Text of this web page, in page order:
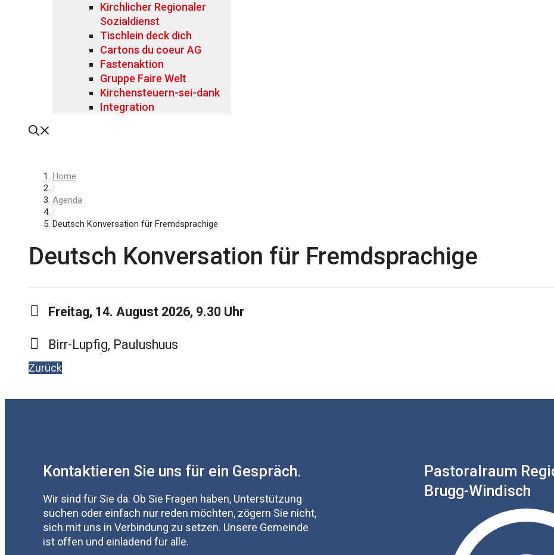
Kirchlicher Regionaler
Sozialdienst
Tischlein deck dich
Cartons du coeur AG
Fastenaktion
Gruppe Faire Welt
Kirchensteuern-sei-dank
Integration
Home
|
Agenda
|
Deutsch Konversation für Fremdsprachige
Deutsch Konversation für Fremdsprachige
Freitag, 14. August 2026, 9.30 Uhr
Birr-Lupfig, Paulushuus
Zurück
Kontaktieren Sie uns für ein Gespräch.
Wir sind für Sie da. Ob Sie Fragen haben, Unterstützung
suchen oder einfach nur reden möchten, zögern Sie nicht,
sich mit uns in Verbindung zu setzen. Unsere Gemeinde
ist offen und einladend für alle.
Pastoralraum
Brugg-Windisch